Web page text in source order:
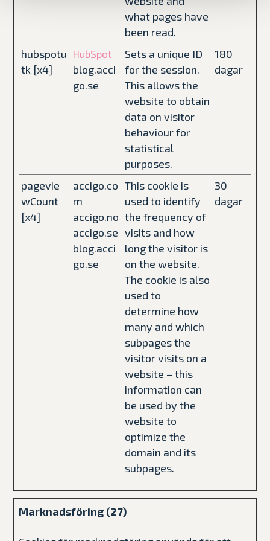
what pages have
been read.
hubspotu
tk [x4]
HubSpot
blog.acci
go.se
Sets a unique ID
for the session.
This allows the
website to obtain
data on visitor
behaviour for
statistical
purposes.
180
dagar
pagevie
wCount
[x4]
accigo.co
m
accigo.no
accigo.se
blog.acci
go.se
This cookie is
used to identify
the frequency of
visits and how
long the visitor is
on the website.
The cookie is also
used to
determine how
many and which
subpages the
visitor visits on a
website – this
information can
be used by the
website to
optimize the
domain and its
subpages.
30
dagar
Marknadsföring (27)